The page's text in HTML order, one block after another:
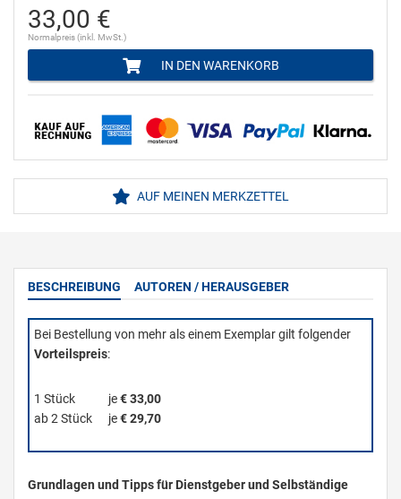
33,00 €
Normalpreis (inkl. MwSt.)
IN DEN WARENKORB
AUF MEINEN MERKZETTEL
BESCHREIBUNG AUTOREN / HERAUSGEBER
Bei Bestellung von mehr als einem Exemplar gilt folgender
Vorteilspreis:
1 Stück je€ 33,00
ab 2 Stück
je€ 29,70
Grundlagen und Tipps für Dienstgeber und Selbständige